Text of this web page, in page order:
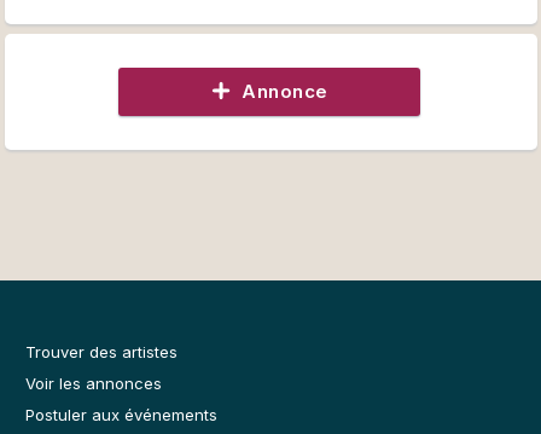
Annonce
Trouver des artistes
Voir les annonces
Postuler aux événements